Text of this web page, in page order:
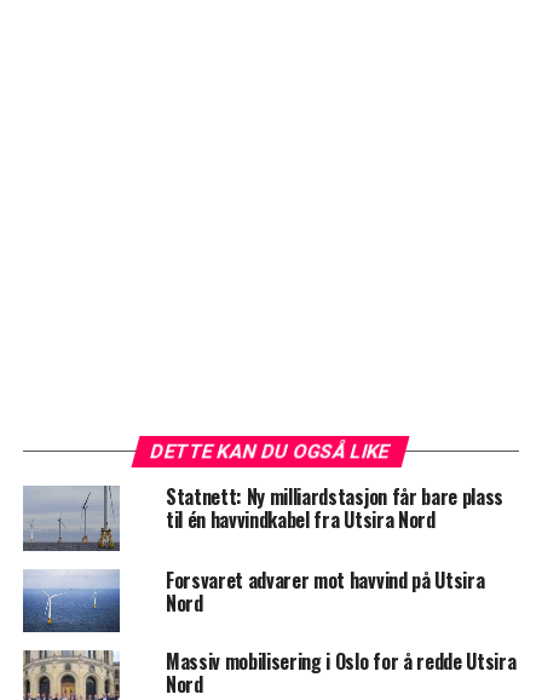
DETTE KAN DU OGSÅ LIKE
Statnett: Ny milliardstasjon får bare plass
til én havvindkabel fra Utsira Nord
Forsvaret advarer mot havvind på Utsira
Nord
Massiv mobilisering i Oslo for å redde Utsira
Nord